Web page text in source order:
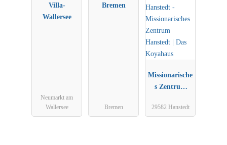
Villa-
Wallersee
Neumarkt am
Wallersee
Bremen
Bremen
Missionarische
s Zentrum
Koyahaus
29582 Hanstedt